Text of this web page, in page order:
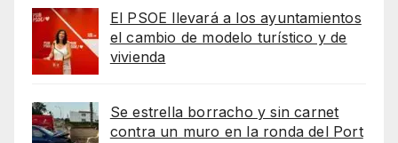
El PSOE llevará a los ayuntamientos
el cambio de modelo turístico y de
vivienda
Se estrella borracho y sin carnet
contra un muro en la ronda del Port